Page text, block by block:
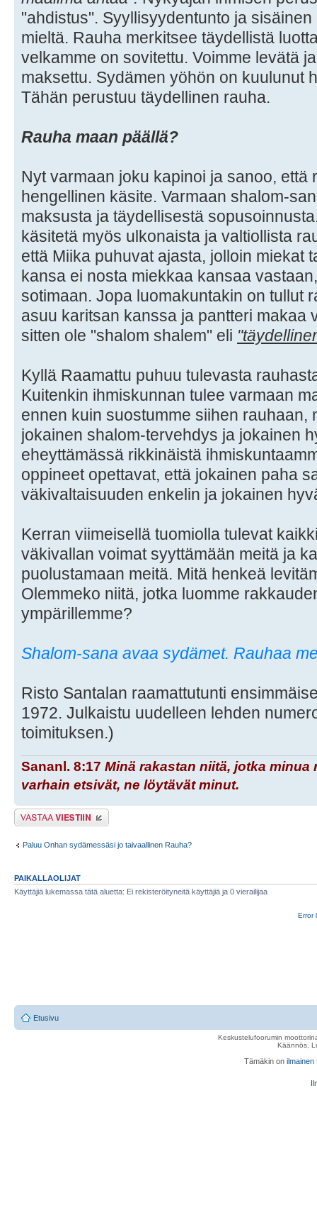
"ahdistus". Syyllisyydentunto ja
mieltä. Rauha merkitsee täydellistä
velkamme on sovitettu. Voimme levätä
maksettu. Sydämen yöhön on kuulunut
Tähän perustuu täydellinen rauha.
Rauha maan päällä?
Nyt varmaan joku kapinoi ja sanoo, että
hengellinen käsite. Varmaan shalom-
maksusta ja täydellisestä
käsitetä myös ulkonaista ja valtiollista
että Miika puhuvat ajasta, jolloin miekat
kansa ei nosta miekkaa kansaa
sotimaan. Jopa luomakuntakin on tullut
asuu karitsan kanssa ja pantteri makaa
sitten ole "shalom shalem" eli
Kyllä Raamattu puhuu tulevasta
Kuitenkin ihmiskunnan tulee varmaan
ennen kuin suostumme siihen rauhaan,
jokainen shalom-tervehdys ja jokainen
eheyttämässä rikkinäistä
oppineet opettavat, että jokainen paha
väkivaltaisuuden enkelin ja jokainen
Kerran viimeisellä tuomiolla tulevat
väkivallan voimat syyttämään meitä ja
puolustamaan meitä. Mitä henkeä
Olemmeko niitä, jotka luomme
ympärillemme?
Shalom-sana avaa sydämet. Rauhaa
Risto Santalan raamattutunti
1972. Julkaistu uudelleen lehden
toimituksen.)
Sananl. 8:17 Minä rakastan niitä, jotka minua
varhain etsivät, ne löytävät minut.
Lähetä vastaus
Paluu Onhan sydämessäsi jo taivaallinen Rauha?
PAIKALLAOLIJAT
Käyttäjiä lukemassa tätä aluetta: Ei rekisteröityneitä käyttäjiä ja 0 vierailijaa
Error
Etusivu
Keskustelufoorumin
Käännös,
Tämäkin on ilmainen